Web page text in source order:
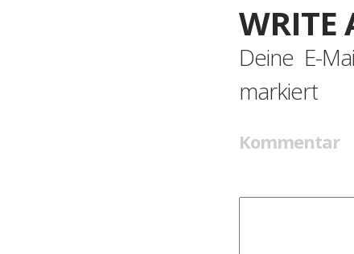
WRITE
Deine E-
markiert
Kommentar